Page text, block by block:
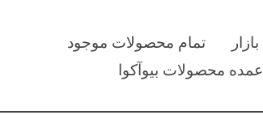
تمام محصولات موجود
محصولات بیوآکوا